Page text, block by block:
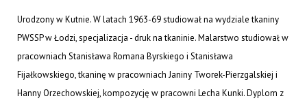
Urodzony w Kutnie. W latach 1963-69 studiował na wydziale tkaniny
PWSSP w Łodzi, specjalizacja - druk na tkaninie. Malarstwo studiował w
pracowniach Stanisława Romana Byrskiego i Stanisława
Fijałkowskiego, tkaninę w pracowniach Janiny Tworek-Pierzgalskiej i
Hanny Orzechowskiej, kompozycję w pracowni Lecha Kunki. Dyplom z